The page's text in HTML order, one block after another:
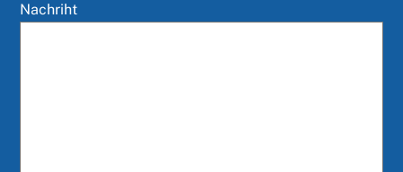
Nachriht